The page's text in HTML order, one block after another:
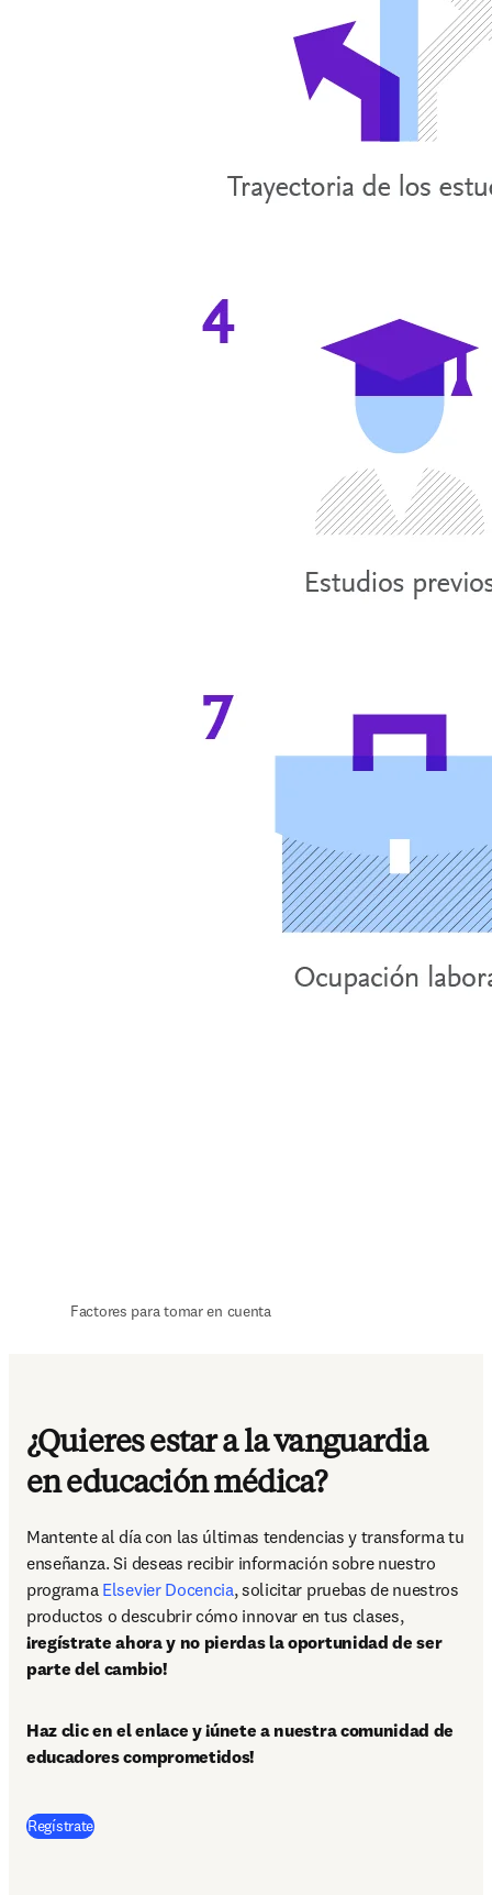
Factores para tomar en cuenta
¿Quieres estar a la vanguardia
en educación médica?
Mantente al día con las últimas tendencias y transforma tu
enseñanza. Si deseas recibir información sobre nuestro
programa Elsevier Docencia, solicitar pruebas de nuestros
productos o descubrir cómo innovar en tus clases,
¡regístrate ahora y no pierdas la oportunidad de ser
parte del cambio!
Haz clic en el enlace y ¡únete a nuestra comunidad de
educadores comprometidos!
Regístrate